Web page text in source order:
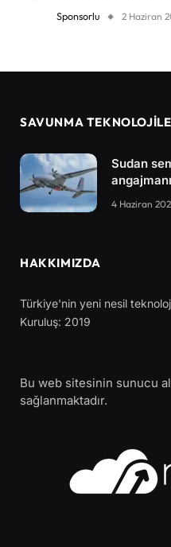
Sponsorlu 2 Haziran
SAVUNMA
Sudan
angajmanı
4 Haziran
HAKKIMIZDA
Türkiye'nin yeni nesil
Kuruluş: 2019
Bu web sitesinin sunucu
sağlanmaktadır.